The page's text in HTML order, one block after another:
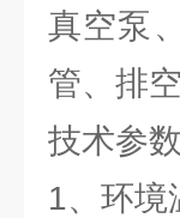
真空泵
管、排
技术参数
1、环